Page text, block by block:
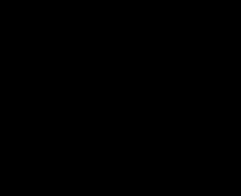
Steinkjer